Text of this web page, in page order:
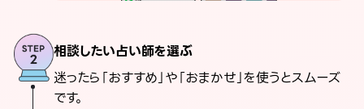
相談したい占い師を選ぶ
迷ったら「おすすめ」や「おまかせ」を使うとスムーズ
です。